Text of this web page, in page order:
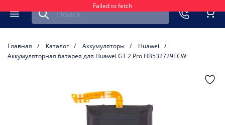
Failed to fetch
Меню
Найти запчасть для мобильного устройства
Главная Каталог Аккумуляторы
Huawei
Аккумуляторная батарея для Huawei GT 2 Pro HB532729ECW